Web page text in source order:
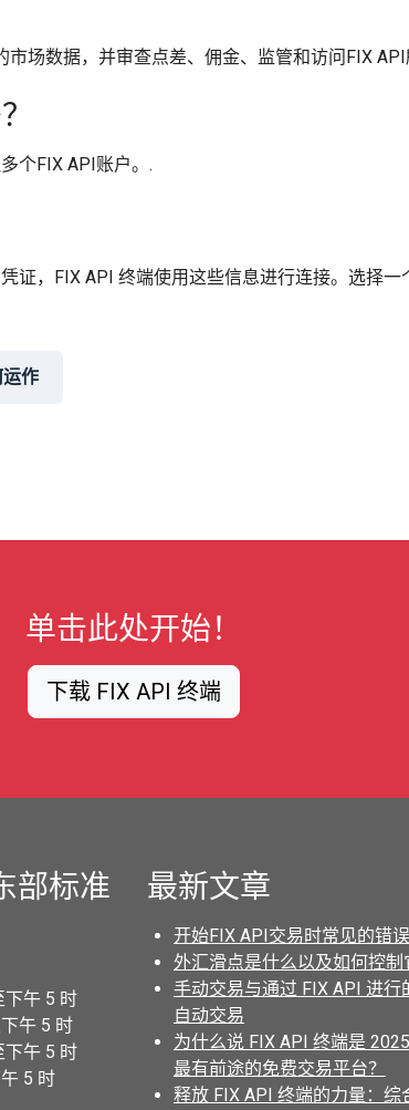
场数据，并审查点差、佣金、监管和访问FIX
个FIX API账户。.
证，FIX API 终端使用这些信息进行连接。选择
运作
单击此处开始！
下载 FIX API 终端
部标准
下午 5 时
午 5 时
下午 5 时
5 时
最新文章
开始FIX API交易时常见的错误
外汇滑点是什么以及如何控制
手动交易与通过 FIX API 进行
自动交易
为什么说 FIX API 终端是
最有前途的免费交易平台？
释放 FIX API 终端的力量：综